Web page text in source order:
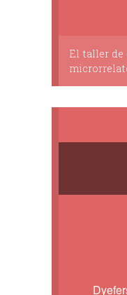
El taller de